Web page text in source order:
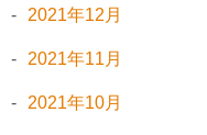
2021年12月
2021年11月
2021年10月